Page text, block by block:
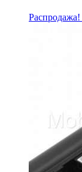
Распродажа!